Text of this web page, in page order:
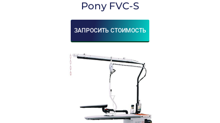
Pony FVC-S
ЗАПРОСИТЬ СТОИМОСТЬ